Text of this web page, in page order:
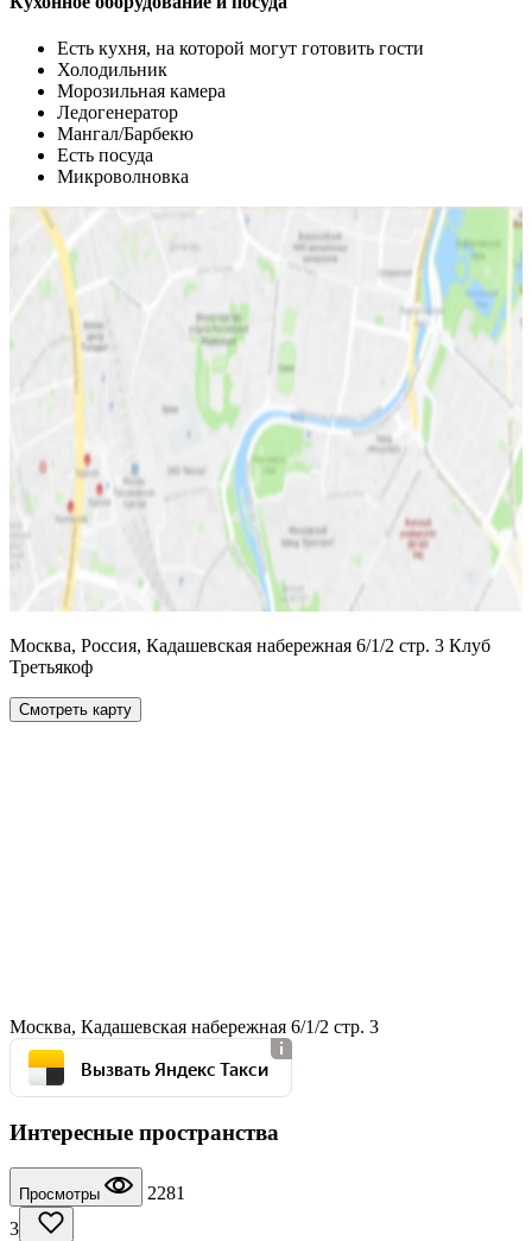
Есть кухня, на которой могут готовить гости
Холодильник
Морозильная камера
Ледогенератор
Мангал/Барбекю
Есть посуда
Микроволновка
Москва, Россия, Кадашевская набережная 6/1/2 стр. 3 Клуб
Третьякоф
Смотреть карту
Москва, Кадашевская набережная 6/1/2 стр. 3
Вызвать Яндекс Такси
Интересные пространства
Просмотры
2281
3